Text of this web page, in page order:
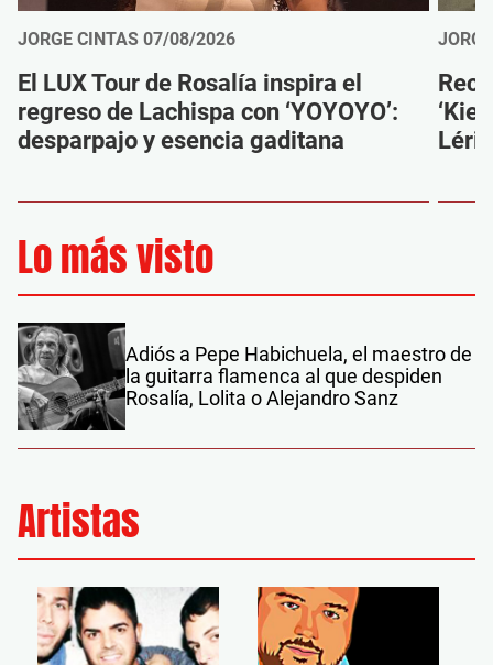
JORGE CINTAS 07/08/2026
El LUX Tour de Rosalía inspira el
regreso de Lachispa con ‘YOYOYO’:
desparpajo y esencia gaditana
Lo más visto
Adiós a Pepe Habichuela, el maestro de
la guitarra flamenca al que despiden
Rosalía, Lolita o Alejandro Sanz
Artistas